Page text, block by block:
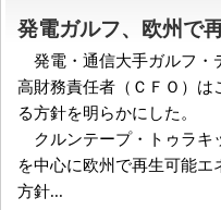
発電ガルフ、欧州で
発電・通信大手ガルフ・
高財務責任者（ＣＦＯ）は
る方針を明らかにした。
クルンテープ・トゥラキ
を中心に欧州で再生可能エ
方針...